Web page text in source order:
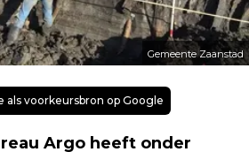
Gemeente Zaanstad
als voorkeursbron op Google
Argo heeft onder